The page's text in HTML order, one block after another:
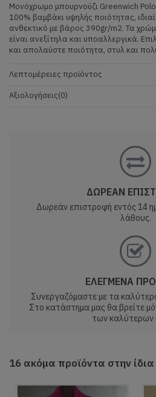
Μονόχρωμο μπουρνούζι Greenwich
100% βαμβάκι υψηλής ποιότητας,
ανθεκτικό με βάρος 390gr/m2. Τα
είναι ανεξίτηλα και υποαλλεργικά.
και απολαύστε ποιότητα, στυλ και
Λεπτομέρειες προϊόντος
Αξιολογήσεις(0)
ΔΩΡΕΑΝ
Δωρεάν επιστροφή εντός 14
λάθους.
ΕΛΕΓΜΕΝΑ
Συνεργαζόμαστε με τα
Στο κατάστημα μας θα βρείτε
των καλύτερων
16 ακόμα προϊόντα στην